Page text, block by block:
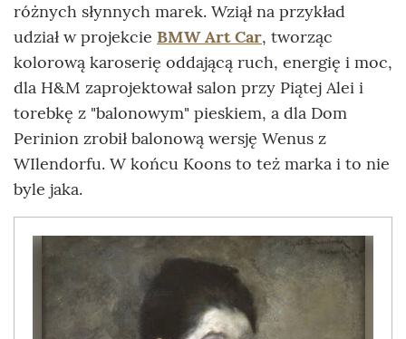
różnych słynnych marek. Wziął na przykład
udział w projekcie BMW Art Car, tworząc
kolorową karoserię oddającą ruch, energię i moc,
dla H&M zaprojektował salon przy Piątej Alei i
torebkę z "balonowym" pieskiem, a dla Dom
Perinion zrobił balonową wersję Wenus z
WIlendorfu. W końcu Koons to też marka i to nie
byle jaka.